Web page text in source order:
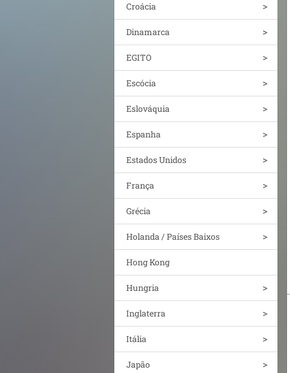
Croácia
Dinamarca
EGITO
Escócia
Eslováquia
Espanha
Estados Unidos
França
Grécia
Holanda / Países Baixos
Hong Kong
Hungria
Inglaterra
Itália
Japão